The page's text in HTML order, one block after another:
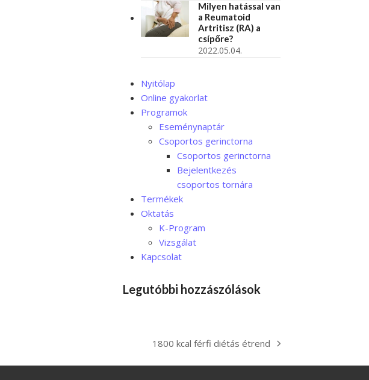
Milyen hatással van
a Reumatoid
Artritisz (RA) a
csípőre?
2022.05.04.
Nyitólap
Online gyakorlat
Programok
Eseménynaptár
Csoportos gerinctorna
Csoportos gerinctorna
Bejelentkezés
csoportos tornára
Termékek
Oktatás
K-Program
Vizsgálat
Kapcsolat
Legutóbbi hozzászólások
1800 kcal férfi diétás étrend